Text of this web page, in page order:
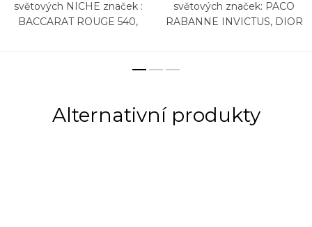
světových NICHE značek :
BACCARAT ROUGE 540,
BYREDO GYPSY WATER,
světových značek: PACO
RABANNE INVICTUS, DIOR
ACQUA DI GIO , CHANEL